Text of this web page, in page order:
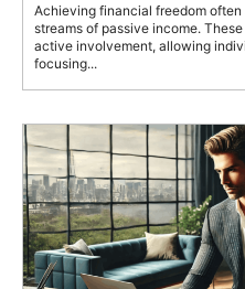
Achieving financial freedom
streams of passive income.
active involvement, allowing
focusing...